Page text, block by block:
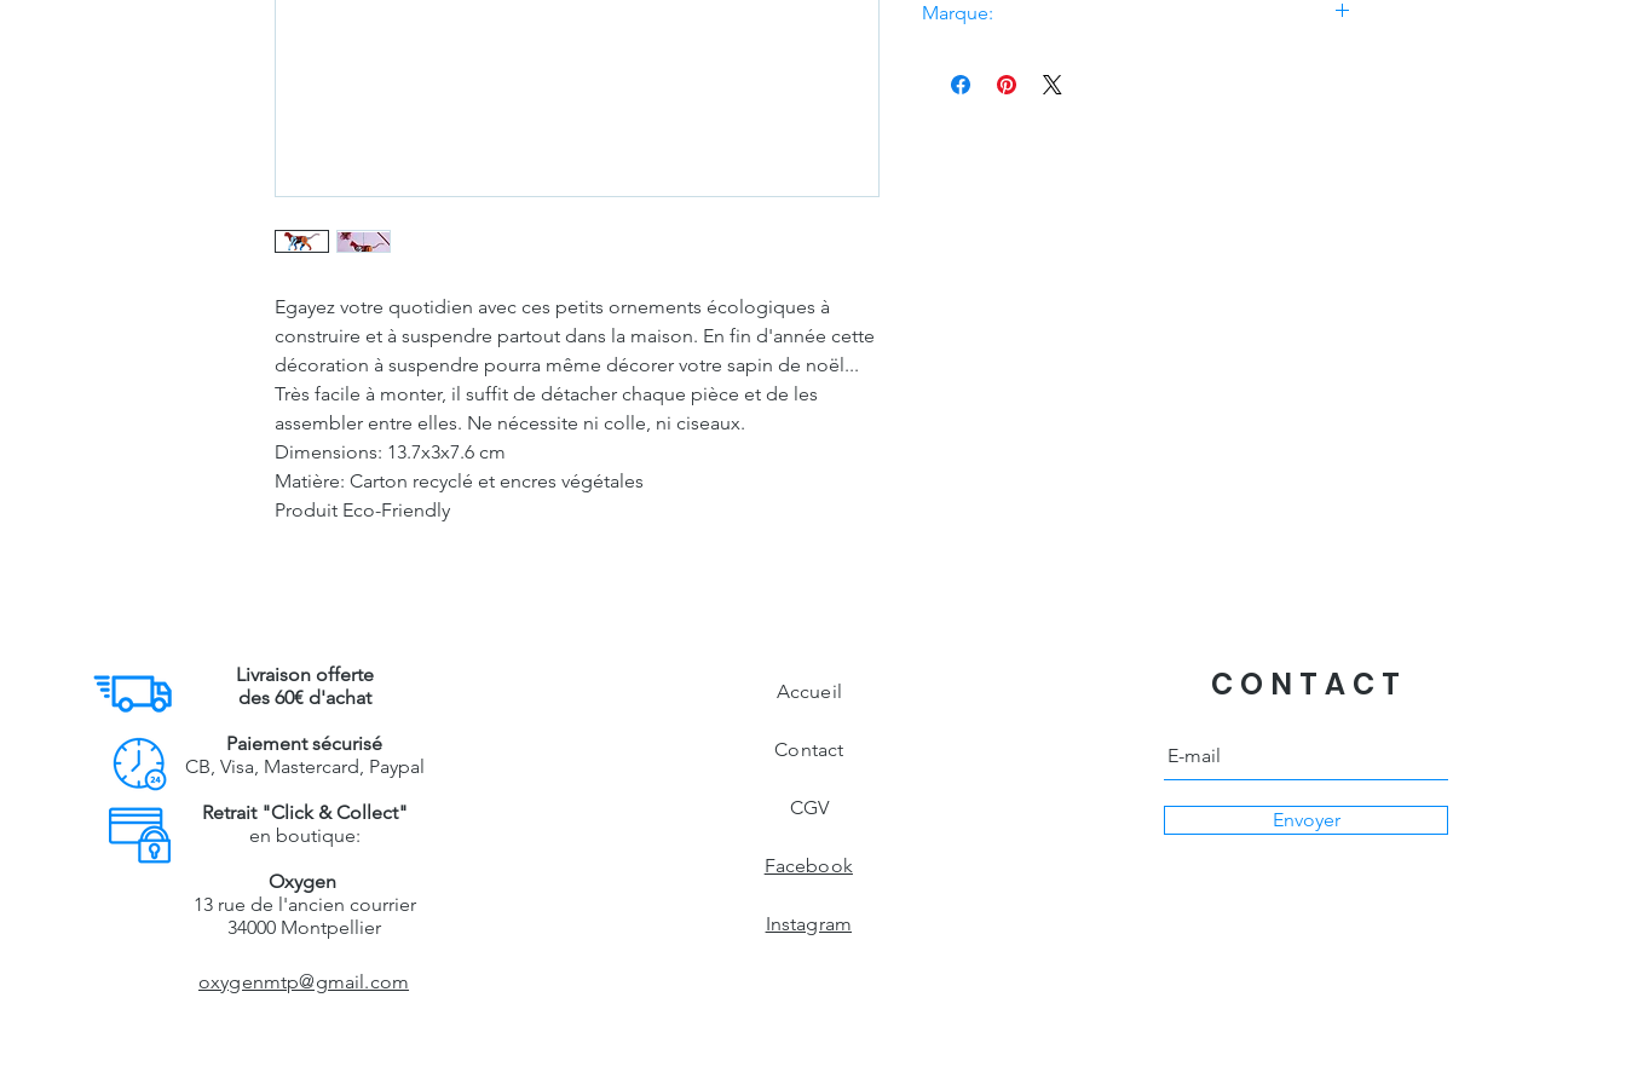
Egayez votre quotidien avec ces petits ornements écologiques à
construire et à suspendre partout dans la maison. En fin d'année cette
décoration à suspendre pourra même décorer votre sapin de noël...
Très facile à monter, il suffit de détacher chaque pièce et de les
assembler entre elles. Ne nécessite ni colle, ni ciseaux.
Dimensions: 13.7x3x7.6 cm
Matière: Carton recyclé et encres végétales
Produit Eco-Friendly
Marque:
Livraison offerte
des 60€ d'achat
Paiement sécurisé
CB, Visa, Mastercard, Paypal
Retrait "Click & Collect"
en boutique:
Oxygen
13 rue de l'ancien courrier
34000 Montpellier
oxygenmtp@gmail.com
Accueil
Contact
CGV
Facebook
Instagram
CONTACT
Envoyer